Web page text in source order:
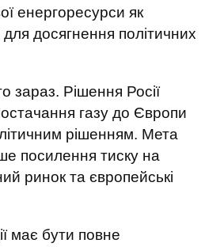
енергоресурси як
досягнення політичних
зараз. Рішення Росії
газу до Європи
рішенням. Мета
посилення тиску на
ринок та європейські
має бути повне